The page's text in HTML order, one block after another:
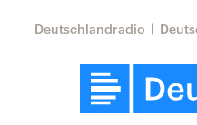
Deutschlandradio